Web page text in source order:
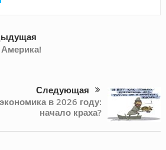
Следующая
в 2026 году:
начало краха?